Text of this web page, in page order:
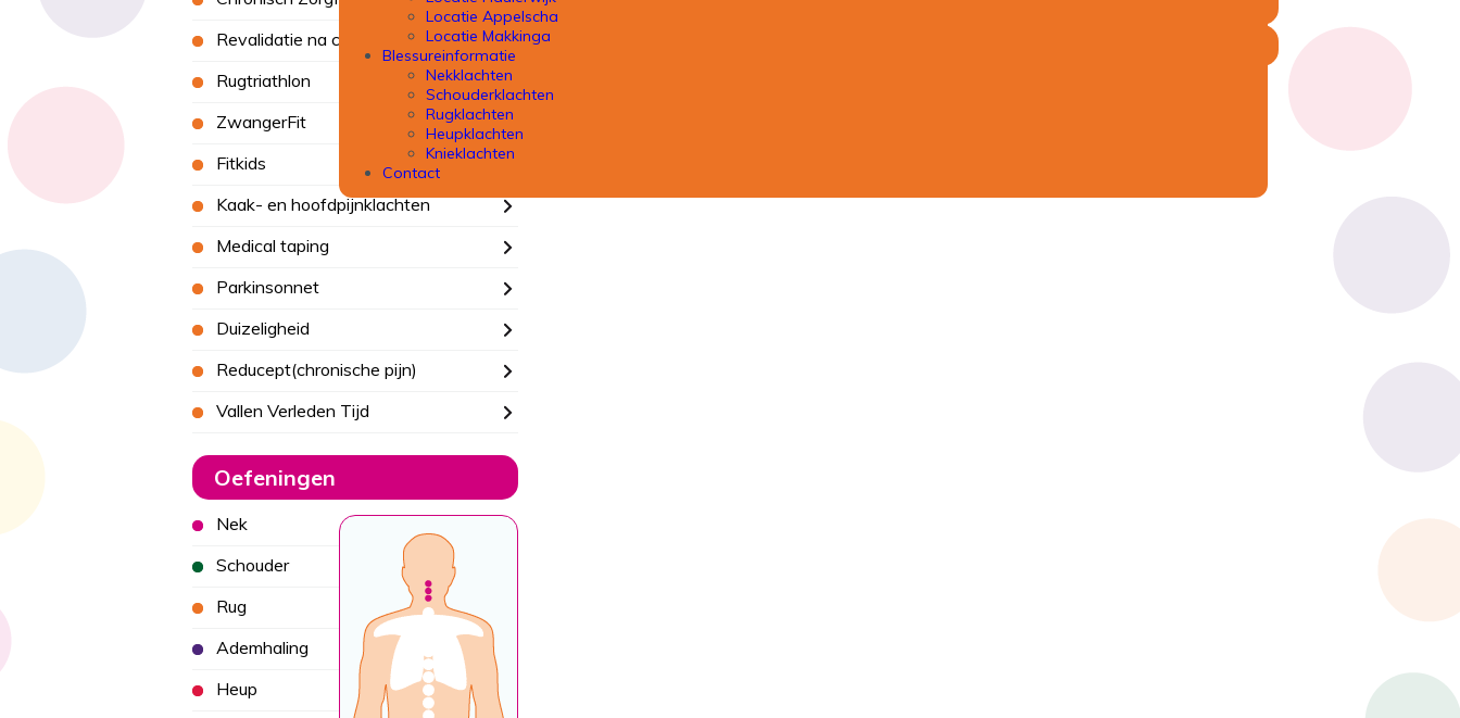
Locatie Appelscha
Locatie Makkinga
Blessureinformatie
Nekklachten
Schouderklachten
Rugklachten
Heupklachten
Knieklachten
Contact
Revalidatie na corona
Rugtriathlon
ZwangerFit
Fitkids
Kaak- en hoofdpijnklachten
Medical taping
Parkinsonnet
Duizeligheid
Reducept(chronische pijn)
Vallen Verleden Tijd
Oefeningen
Nek
Schouder
Rug
Ademhaling
Heup